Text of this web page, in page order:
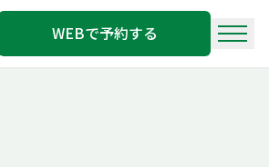
WEBで予約する